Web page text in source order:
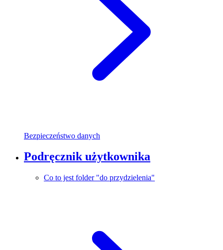
Bezpieczeństwo danych
Podręcznik użytkownika
Co to jest folder "do przydzielenia"